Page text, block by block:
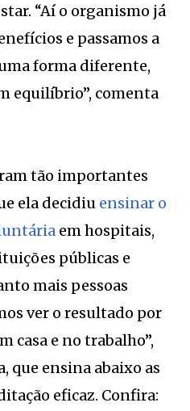
“Aí o organismo já
e passamos a
forma diferente,
equilíbrio”, comenta
tão importantes
ela decidiu ensinar o
em hospitais,
públicas e
mais pessoas
ver o resultado por
casa e no trabalho”,
que ensina abaixo as
eficaz. Confira: